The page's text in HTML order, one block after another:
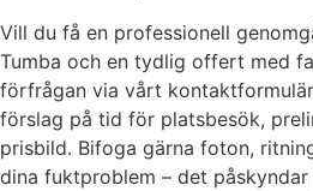
Vill du få en professionell
Tumba och en tydlig offert med
förfrågan via vårt
förslag på tid för platsbesök,
prisbild. Bifoga gärna foton,
dina fuktproblem – det